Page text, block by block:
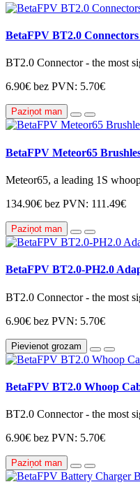
BetaFPV BT2.0 Connectors
BT2.0 Connector - the most
6.90€ bez PVN: 5.70€
Paziņot man
BetaFPV Meteor65
Meteor65, a leading 1S
134.90€ bez PVN: 111.49€
Paziņot man
BetaFPV BT2.0-PH2.0
BT2.0 Connector - the most
6.90€ bez PVN: 5.70€
Pievienot grozam
BetaFPV BT2.0 Whoop
BT2.0 Connector - the most
6.90€ bez PVN: 5.70€
Paziņot man